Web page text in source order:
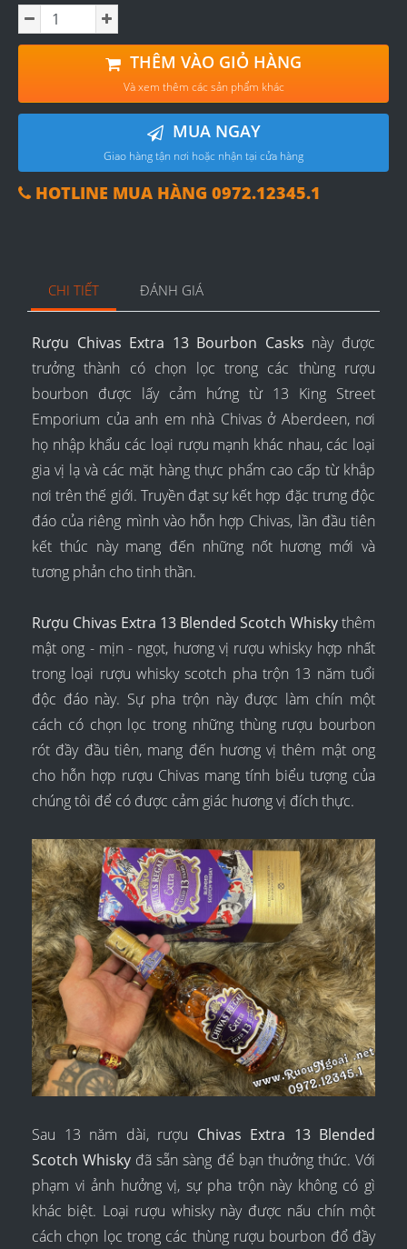
THÊM VÀO GIỎ HÀNG
Và xem thêm các sản phẩm khác
MUA NGAY
Giao hàng tận nơi hoặc nhận tại cửa hàng
HOTLINE MUA HÀNG 0972.12345.1
CHI TIẾT ĐÁNH GIÁ
Rượu Chivas Extra 13 Bourbon Casks này được
trưởng thành có chọn lọc trong các thùng rượu
bourbon được lấy cảm hứng từ 13 King Street
Emporium của anh em nhà Chivas ở Aberdeen, nơi
họ nhập khẩu các loại rượu mạnh khác nhau, các loại
gia vị lạ và các mặt hàng thực phẩm cao cấp từ khắp
nơi trên thế giới. Truyền đạt sự kết hợp đặc trưng độc
đáo của riêng mình vào hỗn hợp Chivas, lần đầu tiên
kết thúc này mang đến những nốt hương mới và
tương phản cho tinh thần.
Rượu Chivas Extra 13 Blended Scotch Whiskythêm
mật ong - mịn - ngọt, hương vị rượu whisky hợp nhất
trong loại rượu whisky scotch pha trộn 13 năm tuổi
độc đáo này. Sự pha trộn này được làm chín một
cách có chọn lọc trong những thùng rượu bourbon
rót đầy đầu tiên, mang đến hương vị thêm mật ong
cho hỗn hợp rượu Chivas mang tính biểu tượng của
chúng tôi để có được cảm giác hương vị đích thực.
Sau 13 năm dài, rượu Chivas Extra 13 Blended
Scotch Whisky đã sẵn sàng để bạn thưởng thức. Với
phạm vi ảnh hưởng vị, sự pha trộn này không có gì
khác biệt. Loại rượu whisky này được nấu chín một
cách chọn lọc trong các thùng rượu bourbon đổ đầy